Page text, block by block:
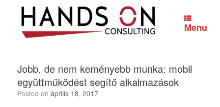
Menu
Jobb, de nem keményebb munka: mobil
együttműködést segítő alkalmazások
Posted on április 18, 2017